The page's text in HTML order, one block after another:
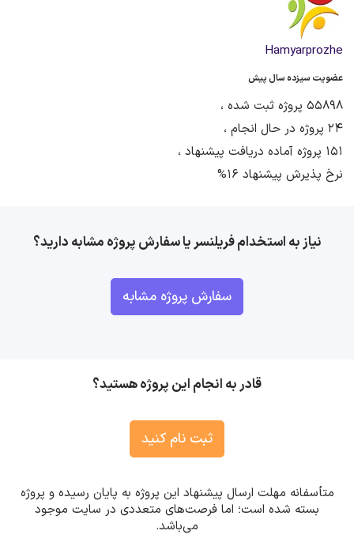
Hamyarprozhe
عضویت سیزده سال پیش
55898 پروژه ثبت شده ،
24 پروژه در حال انجام ،
151 پروژه آماده دریافت پیشنهاد ،
نرخ پذیرش پیشنهاد 16%
نیاز به استخدام فریلنسر یا سفارش پروژه مشابه دارید؟
سفارش پروژه مشابه
قادر به انجام این پروژه هستید؟
ثبت نام کنید
متأسفانه مهلت ارسال پیشنهاد این پروژه به پایان رسیده و پروژه
بسته شده است؛ اما فرصت‌های متعددی در سایت موجود
می‌باشد.